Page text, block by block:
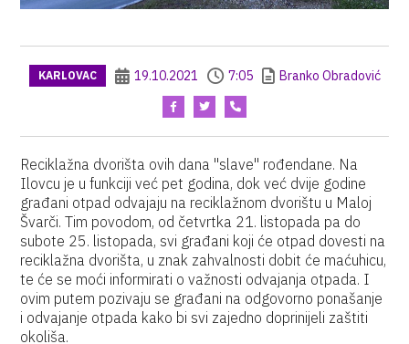
KARLOVAC 19.10.2021 7:05 Branko Obradović
Reciklažna dvorišta ovih dana "slave" rođendane. Na
Ilovcu je u funkciji već pet godina, dok već dvije godine
građani otpad odvajaju na reciklažnom dvorištu u Maloj
Švarči. Tim povodom, od četvrtka 21. listopada pa do
subote 25. listopada, svi građani koji će otpad dovesti na
reciklažna dvorišta, u znak zahvalnosti dobit će maćuhicu,
te će se moći informirati o važnosti odvajanja otpada. I
ovim putem pozivaju se građani na odgovorno ponašanje
i odvajanje otpada kako bi svi zajedno doprinijeli zaštiti
okoliša.